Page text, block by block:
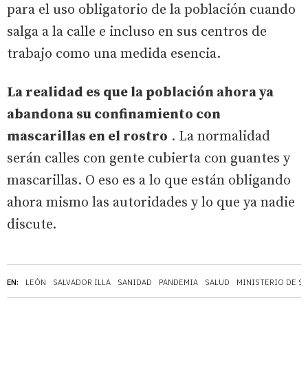
EN: LEÓN SALVADOR ILLA SANIDAD PANDEMIA SALUD MINISTERIO DE
para el uso obligatorio de la población cuando
salga a la calle e incluso en sus centros de
trabajo como una medida esencia.
La realidad es que la población ahora ya
abandona su confinamiento con
mascarillas en el rostro . La normalidad
serán calles con gente cubierta con guantes y
mascarillas. O eso es a lo que están obligando
ahora mismo las autoridades y lo que ya nadie
discute.